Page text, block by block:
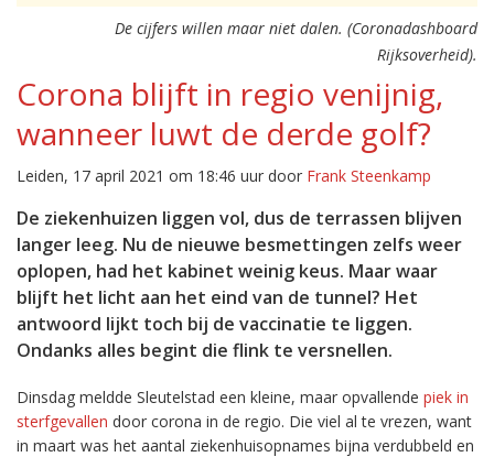
De cijfers willen maar niet dalen. (Coronadashboard
Rijksoverheid).
Corona blijft in regio venijnig,
wanneer luwt de derde golf?
Leiden, 17 april 2021 om 18:46 uur door Frank Steenkamp
De ziekenhuizen liggen vol, dus de terrassen blijven
langer leeg. Nu de nieuwe besmettingen zelfs weer
oplopen, had het kabinet weinig keus. Maar waar
blijft het licht aan het eind van de tunnel? Het
antwoord lijkt toch bij de vaccinatie te liggen.
Ondanks alles begint die flink te versnellen.
Dinsdag meldde Sleutelstad een kleine, maar opvallende piek in
sterfgevallen door corona in de regio. Die viel al te vrezen, want
in maart was het aantal ziekenhuisopnames bijna verdubbeld en